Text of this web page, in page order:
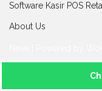
Software Kasir POS
About Us